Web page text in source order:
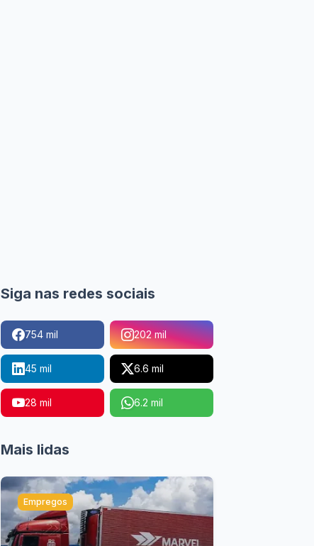
Siga nas redes sociais
754 mil 202 mil
45 mil 6.6 mil
28 mil 6.2 mil
Mais lidas
Empregos